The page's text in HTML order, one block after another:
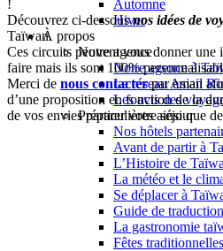
Automne
Hiver
À propos
Notre agence
Notre agence à
Le réseau Asian
Les avis des
Préparer votre séjour
Nos hôtels
Avant de partir à
L’Histoire de
La météo et le
Se déplacer à
Guide de
La gastronomie
Fêtes traditionnelles
!
Découvrez ci-dessousnos idées de
Taïwan.
Ces circuits peuvent vous donner une
faire mais ils sont 100%
Merci de nous contacter par email
d’une proposition en fonction de la
de vos envies particulières ainsi que